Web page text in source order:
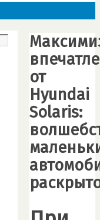
от
Hyundai
Solaris: